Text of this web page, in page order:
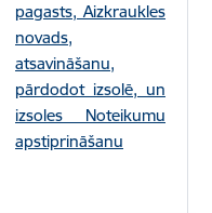
pagasts, Aizkraukles
novads,
atsavināšanu,
pārdodot izsolē, un
izsoles Noteikumu
apstiprināšanu